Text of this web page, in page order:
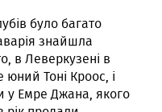
було багато
знайшла
в Леверкузені в
Тоні Кроос, і
у Емре Джана, якого